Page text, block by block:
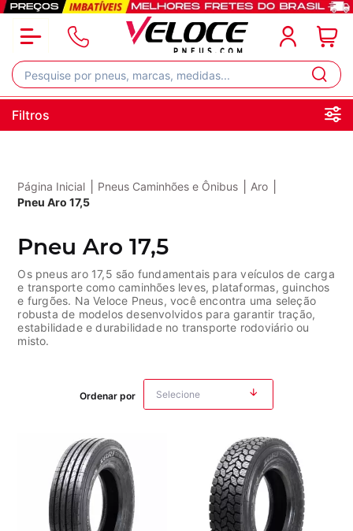
Página Inicial Pneus Caminhões e Ônibus Aro
Pneu Aro 17,5
Filtros
Pneu Aro 17,5
Os pneus aro 17,5 são fundamentais para veículos de carga
e transporte como caminhões leves, plataformas, guinchos
e furgões. Na Veloce Pneus, você encontra uma seleção
robusta de modelos desenvolvidos para garantir tração,
estabilidade e durabilidade no transporte rodoviário ou
misto.
Ordenar por